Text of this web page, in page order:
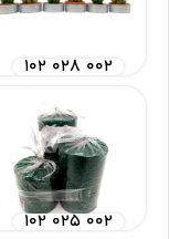
۱۰۲ ۰۲۸ ۰۰۲
۱۰۲ ۰۲۵ ۰۰۲